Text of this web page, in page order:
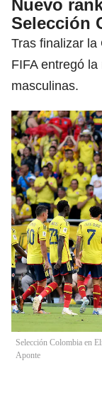
Nuevo
Selección
Tras finalizar la
FIFA entregó
masculinas.
Selección Colombia en
Aponte